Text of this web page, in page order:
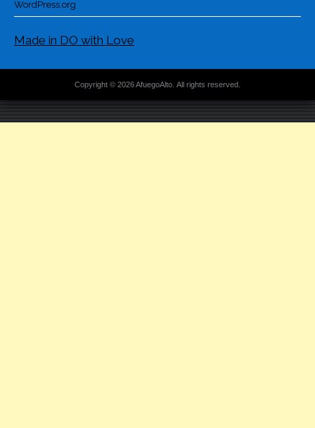
WordPress.org
Made in DO with Love
Copyright © 2026 AfuegoAlto. All rights reserved.